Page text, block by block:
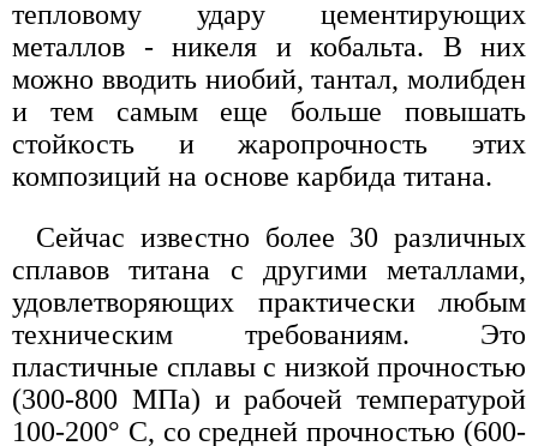
тепловому удару цементирующих
металлов - никеля и кобальта. В них
можно вводить ниобий, тантал, молибден
и тем самым еще больше повышать
стойкость и жаропрочность этих
композиций на основе карбида титана.
Сейчас известно более 30 различных
сплавов титана с другими металлами,
удовлетворяющих практически любым
техническим требованиям. Это
пластичные сплавы с низкой прочностью
(300-800 МПа) и рабочей температурой
100-200° С, со средней прочностью (600-